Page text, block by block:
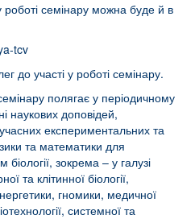
семінару можна буде й в
tcv
до участі у роботі семінару.
полягає у періодичному
наукових доповідей,
експериментальних та
та математики для
зокрема – у галузі
та клітинної біології,
гномики, медичної
системної та